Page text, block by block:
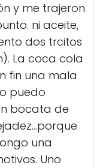
y me trajeron
ni aceite,
dos trcitos
La coca cola
fin una mala
puedo
bocata de
una
Uno